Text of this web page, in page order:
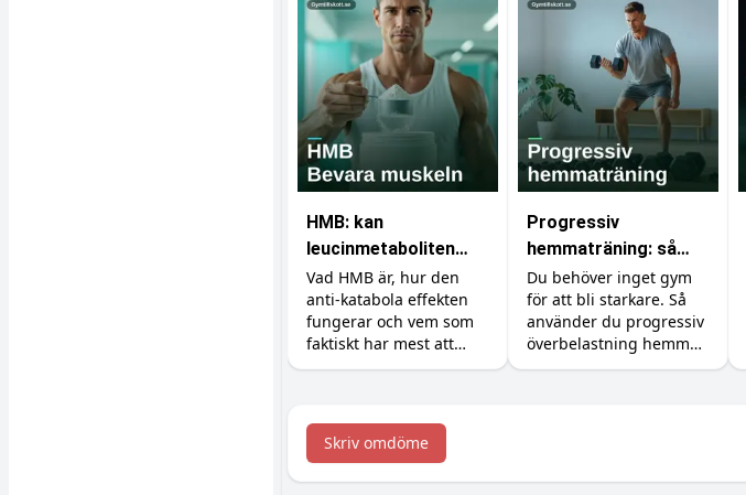
HMB: kan
leucinmetaboliten
skydda dina muskler?
Vad HMB är, hur den
anti-katabola effekten
fungerar och vem som
faktiskt har mest att
vinna på tillskottet.
Progressiv
hemmaträning: så
bygger du muskler
utan gym
Du behöver inget gym
för att bli starkare. Så
använder du progressiv
överbelastning hemma
med hantlar,
Skriv omdöme